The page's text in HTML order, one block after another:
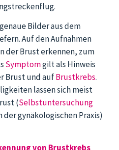
Bilder aus dem
Auf den Aufnahmen
der Brust erkennen, zum
Symptomgilt als Hinweis
Brust und aufBrustkrebs.
lassen sich meist
(Selbstuntersuchung
der gynäkologischen Praxis)
von Brustkrebs